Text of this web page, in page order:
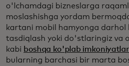
o'lchamdagi bizneslarga
moslashishga yordam
kartani mobil hamyonga darhol
tasdiqlash yoki do'stlaringiz va
kabi boshqa ko'plab
bularning barchasi bir marta